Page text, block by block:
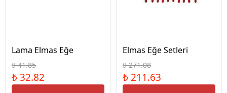
Lama Elmas Eğe
₺ 41.85
₺ 32.82
Elmas Eğe Setleri
₺ 271.08
₺ 211.63